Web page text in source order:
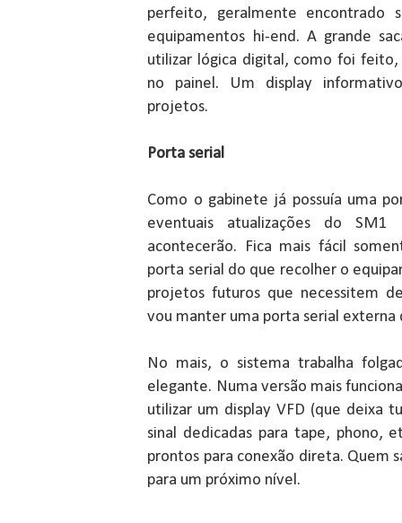
perfeito, geralmente encontrado
equipamentos hi-end. A grande
utilizar lógica digital, como foi feito,
no painel. Um display
projetos.
Porta serial
Como o gabinete já possuía uma
eventuais atualizações do
acontecerão. Fica mais fácil
porta serial do que recolher o
projetos futuros que necessitem
vou manter uma porta serial externa
No mais, o sistema trabalha
elegante. Numa versão mais
utilizar um display VFD (que deixa
sinal dedicadas para tape, phono,
prontos para conexão direta. Quem
para um próximo nível.